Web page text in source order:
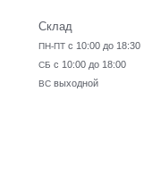
Склад
ПН-ПТ с 10:00 до 18:30
СБ с 10:00 до 18:00
ВС выходной